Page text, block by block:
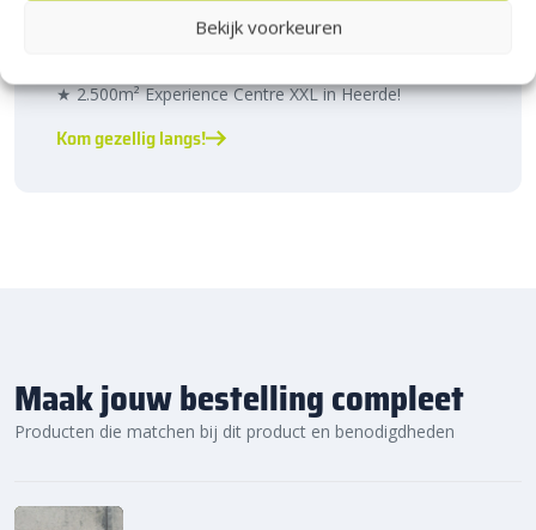
Bekijk voorkeuren
Bijna het gehele Kijlstra assortiment vind je in het
★ 2.500m² Experience Centre XXL in Heerde!
Kom gezellig langs!
Maak jouw bestelling compleet
Producten die matchen bij dit product en benodigdheden